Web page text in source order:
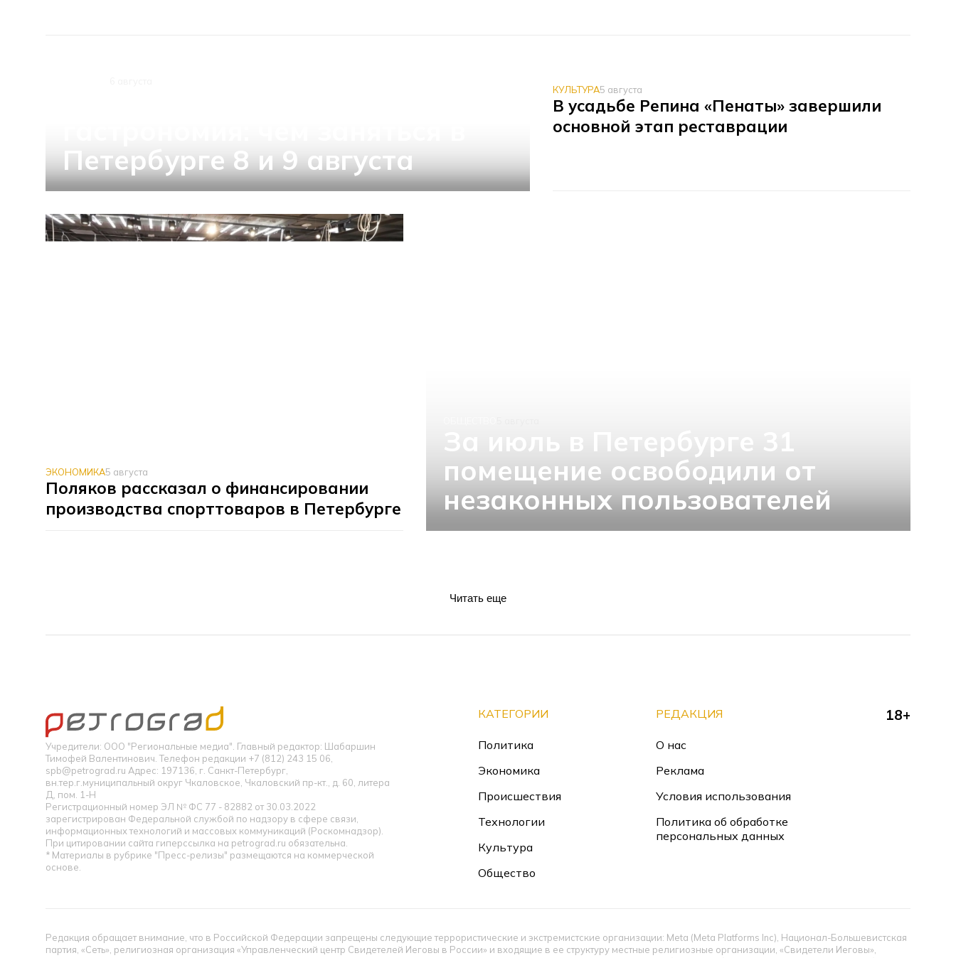
Петербурге 8 и 9 августа
КУЛЬТУРА5 августа
В усадьбе Репина «Пенаты» завершили
основной этап реставрации
ЭКОНОМИКА5 августа
Поляков рассказал о финансировании
производства спорттоваров в Петербурге
За июль в Петербурге 31
помещение освободили от
незаконных пользователей
Читать еще
Учредители: ООО "Региональные медиа". Главный редактор: Шабаршин
Тимофей Валентинович. Телефон редакции +7 (812) 243 15 06,
spb@petrograd.ru Адрес: 197136, г. Санкт-Петербург,
вн.тер.г.муниципальный округ Чкаловское, Чкаловский пр-кт., д. 60, литера
Д, пом. 1-Н
Регистрационный номер ЭЛ № ФС 77 - 82882 от 30.03.2022
зарегистрирован Федеральной службой по надзору в сфере связи,
информационных технологий и массовых коммуникаций (Роскомнадзор).
При цитировании сайта гиперссылка на petrograd.ru обязательна.
* Материалы в рубрике "Пресс-релизы" размещаются на коммерческой
основе.
КАТЕГОРИИ
Политика
Экономика
Происшествия
Технологии
Культура
Общество
РЕДАКЦИЯ
О нас
Реклама
Условия использования
Политика об обработке
персональных данных
18+
Редакция обращает внимание, что в Российской Федерации запрещены следующие террористические и экстремистские организации: Meta (Meta Platforms Inc), Национал-Большевистская
партия, «Сеть», религиозная организация «Управленческий центр Свидетелей Иеговы в России» и входящие в ее структуру местные религиозные организации, «Свидетели Иеговы»,